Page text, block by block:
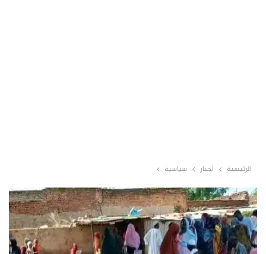
الرئيسية أخبار سياسية